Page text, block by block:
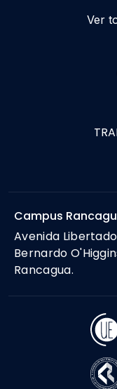
Ver
Campus
Avenida
Bernardo
Rancagua.